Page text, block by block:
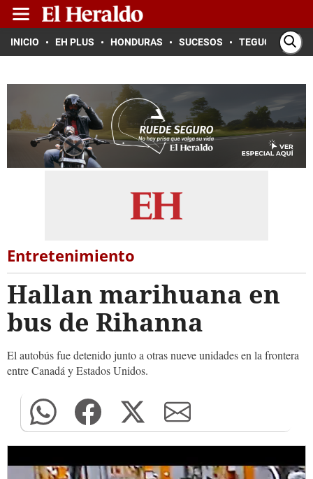
INICIO EH PLUS HONDURAS SUCESOS TEGUCIGALPA
Entretenimiento
Hallan marihuana en
bus de Rihanna
El autobús fue detenido junto a otras nueve unidades en la frontera
entre Canadá y Estados Unidos.